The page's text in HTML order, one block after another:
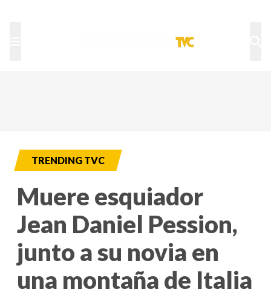
TRENDING TVC
Muere esquiador
Jean Daniel Pession,
junto a su novia en
una montaña de Italia